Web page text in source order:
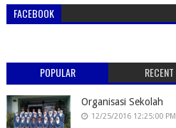
FACEBOOK
POPULAR RECENT
Organisasi Sekolah
12/25/2016 12:25:00 PM